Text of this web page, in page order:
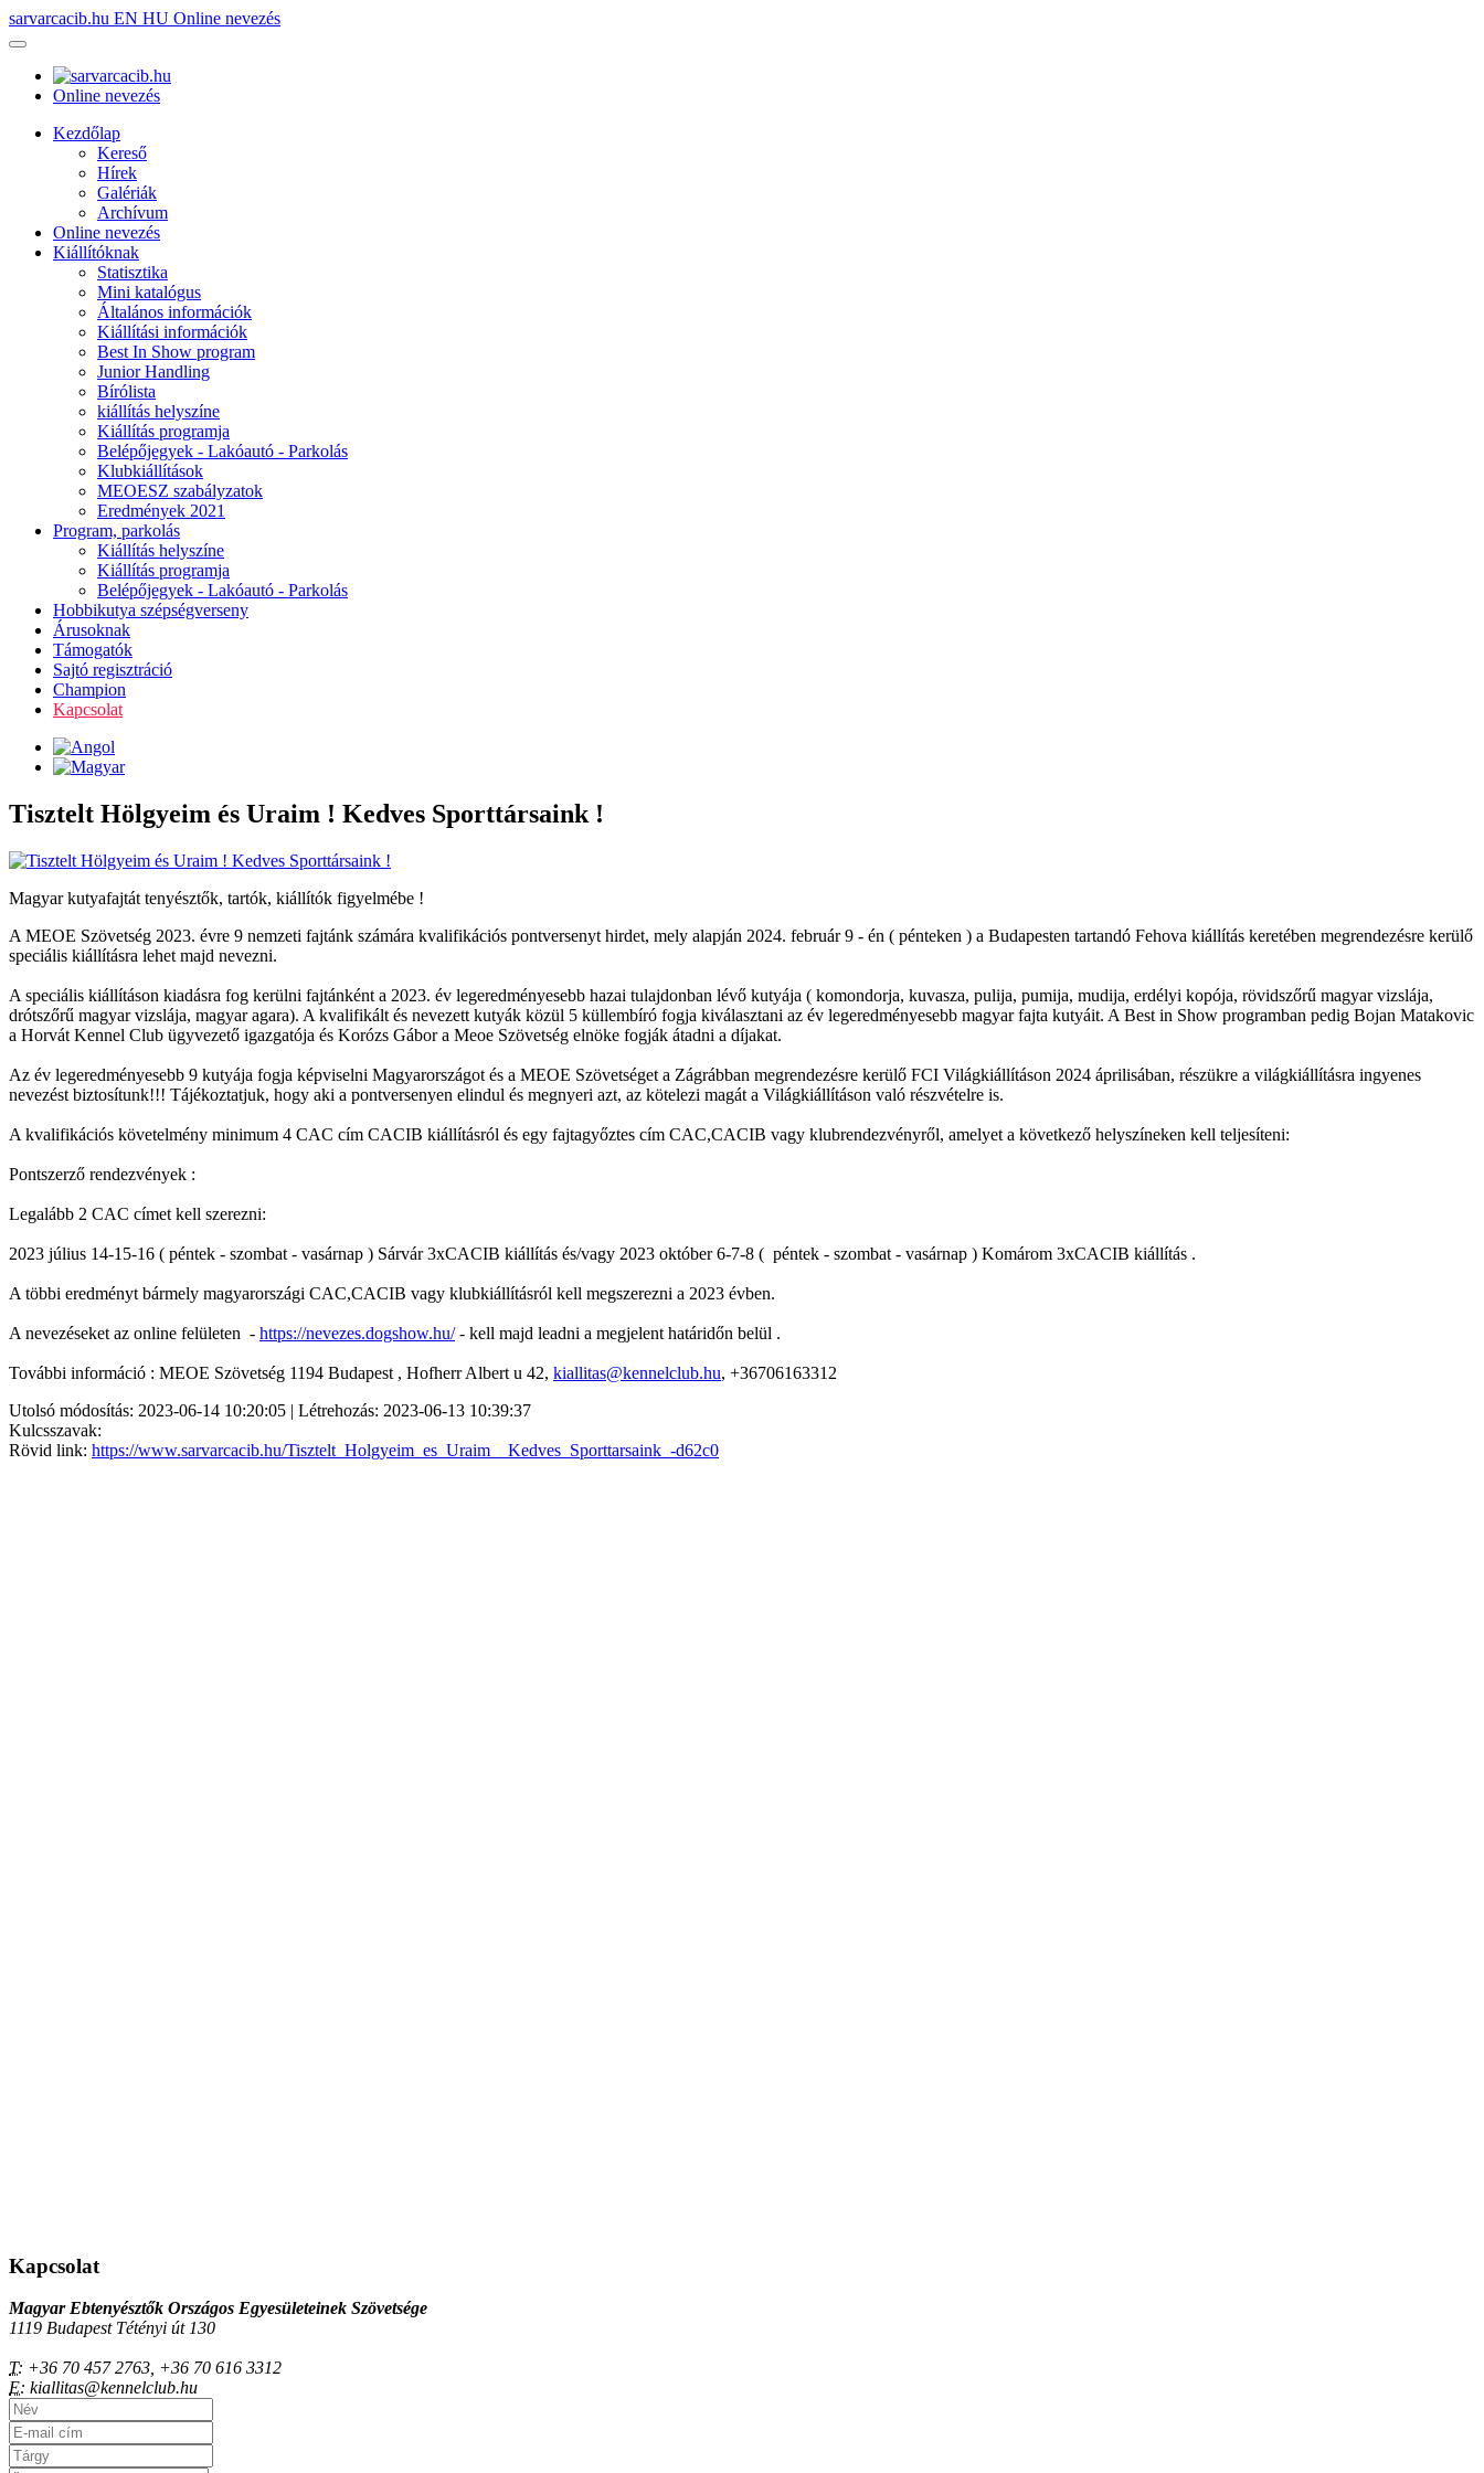
sarvarcacib.hu EN HU Online nevezés
Online nevezés
Kezdőlap
Kereső
Hírek
Galériák
Archívum
Online nevezés
Kiállítóknak
Statisztika
Mini katalógus
Általános információk
Kiállítási információk
Best In Show program
Junior Handling
Bírólista
kiállítás helyszíne
Kiállítás programja
Belépőjegyek - Lakóautó - Parkolás
Klubkiállítások
MEOESZ szabályzatok
Eredmények 2021
Program, parkolás
Kiállítás helyszíne
Kiállítás programja
Belépőjegyek - Lakóautó - Parkolás
Hobbikutya szépségverseny
Árusoknak
Támogatók
Sajtó regisztráció
Champion
Kapcsolat
Tisztelt Hölgyeim és Uraim ! Kedves Sporttársaink !
Magyar kutyafajtát tenyésztők, tartók, kiállítók figyelmébe !
A MEOE Szövetség 2023. évre 9 nemzeti fajtánk számára kvalifikációs pontversenyt hirdet, mely alapján 2024. február 9 - én ( pénteken ) a Budapesten tartandó Fehova kiállítás keretében megrendezésre kerülő
speciális kiállításra lehet majd nevezni.
A speciális kiállításon kiadásra fog kerülni fajtánként a 2023. év legeredményesebb hazai tulajdonban lévő kutyája ( komondorja, kuvasza, pulija, pumija, mudija, erdélyi kopója, rövidszőrű magyar vizslája,
drótszőrű magyar vizslája, magyar agara). A kvalifikált és nevezett kutyák közül 5 küllembíró fogja kiválasztani az év legeredményesebb magyar fajta kutyáit. A Best in Show programban pedig Bojan Matakovic
a Horvát Kennel Club ügyvezető igazgatója és Korózs Gábor a Meoe Szövetség elnöke fogják átadni a díjakat.
Az év legeredményesebb 9 kutyája fogja képviselni Magyarországot és a MEOE Szövetséget a Zágrábban megrendezésre kerülő FCI Világkiállításon 2024 áprilisában, részükre a világkiállításra ingyenes
nevezést biztosítunk!!! Tájékoztatjuk, hogy aki a pontversenyen elindul és megnyeri azt, az kötelezi magát a Világkiállításon való részvételre is.
A kvalifikációs követelmény minimum 4 CAC cím CACIB kiállításról és egy fajtagyőztes cím CAC,CACIB vagy klubrendezvényről, amelyet a következő helyszíneken kell teljesíteni:
Pontszerző rendezvények :
Legalább 2 CAC címet kell szerezni:
2023 július 14-15-16 ( péntek - szombat - vasárnap ) Sárvár 3xCACIB kiállítás és/vagy 2023 október 6-7-8 ( péntek - szombat - vasárnap ) Komárom 3xCACIB kiállítás .
A többi eredményt bármely magyarországi CAC,CACIB vagy klubkiállításról kell megszerezni a 2023 évben.
A nevezéseket az online felületen - https://nevezes.dogshow.hu/- kell majd leadni a megjelent határidőn belül .
További információ : MEOE Szövetség 1194 Budapest , Hofherr Albert u 42, kiallitas@kennelclub.hu, +36706163312
Utolsó módosítás: 2023-06-14 10:20:05 | Létrehozás: 2023-06-13 10:39:37
Kulcsszavak:
Rövid link: https://www.sarvarcacib.hu/Tisztelt_Holgyeim_es_Uraim__Kedves_Sporttarsaink_-d62c0
Kapcsolat
Magyar Ebtenyésztők Országos Egyesületeinek Szövetsége
1119 Budapest Tétényi út 130
T: +36 70 457 2763, +36 70 616 3312
E: kiallitas@kennelclub.hu